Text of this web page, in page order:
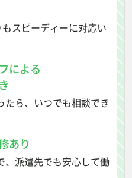
スピーディーに対応い
による
ら、いつでも相談でき
あり
、派遣先でも安心して働